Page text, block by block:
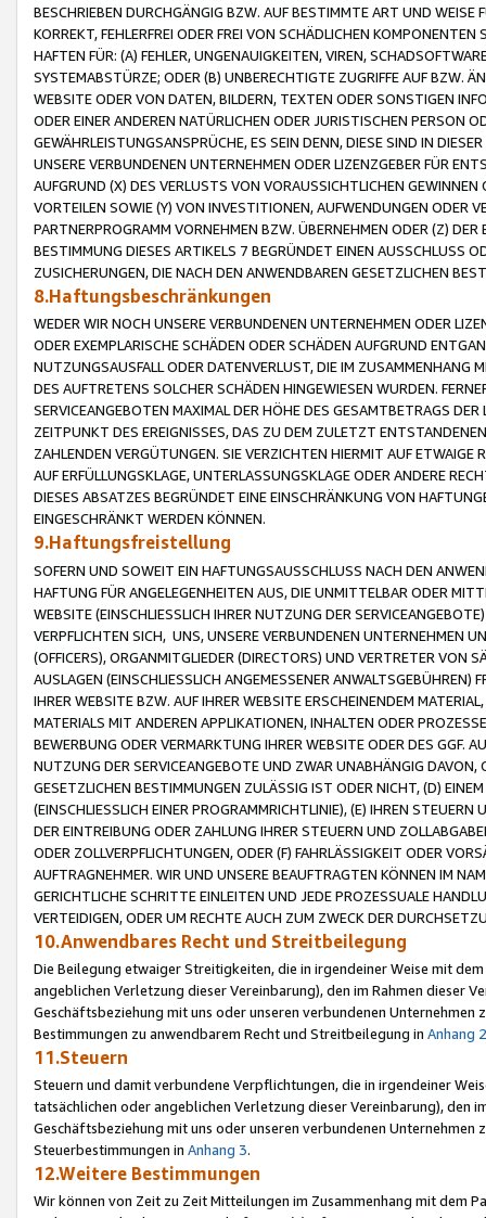
BESCHRIEBEN DURCHGÄNGIG BZW. AUF BESTIMMTE ART UND
KORREKT, FEHLERFREI ODER FREI VON SCHÄDLICHEN
HAFTEN FÜR: (A) FEHLER, UNGENAUIGKEITEN, VIREN,
SYSTEMABSTÜRZE; ODER (B) UNBERECHTIGTE ZUGRIFFE AUF BZW.
WEBSITE ODER VON DATEN, BILDERN, TEXTEN ODER SONSTIGEN
ODER EINER ANDEREN NATÜRLICHEN ODER JURISTISCHEN PERSON
GEWÄHRLEISTUNGSANSPRÜCHE, ES SEIN DENN, DIESE SIND IN
UNSERE VERBUNDENEN UNTERNEHMEN ODER LIZENZGEBER FÜR
AUFGRUND (X) DES VERLUSTS VON VORAUSSICHTLICHEN
VORTEILEN SOWIE (Y) VON INVESTITIONEN, AUFWENDUNGEN ODER
PARTNERPROGRAMM VORNEHMEN BZW. ÜBERNEHMEN ODER (Z)
BESTIMMUNG DIESES ARTIKELS 7 BEGRÜNDET EINEN AUSSCHLUSS
ZUSICHERUNGEN, DIE NACH DEN ANWENDBAREN GESETZLICHEN
8.Haftungsbeschränkungen
WEDER WIR NOCH UNSERE VERBUNDENEN UNTERNEHMEN ODER
ODER EXEMPLARISCHE SCHÄDEN ODER SCHÄDEN AUFGRUND
NUTZUNGSAUSFALL ODER DATENVERLUST, DIE IM ZUSAMMENHANG
DES AUFTRETENS SOLCHER SCHÄDEN HINGEWIESEN WURDEN.
SERVICEANGEBOTEN MAXIMAL DER HÖHE DES GESAMTBETRAGS
ZEITPUNKT DES EREIGNISSES, DAS ZU DEM ZULETZT
ZAHLENDEN VERGÜTUNGEN. SIE VERZICHTEN HIERMIT AUF
AUF ERFÜLLUNGSKLAGE, UNTERLASSUNGSKLAGE ODER ANDERE
DIESES ABSATZES BEGRÜNDET EINE EINSCHRÄNKUNG VON
EINGESCHRÄNKT WERDEN KÖNNEN.
9.Haftungsfreistellung
SOFERN UND SOWEIT EIN HAFTUNGSAUSSCHLUSS NACH DEN
HAFTUNG FÜR ANGELEGENHEITEN AUS, DIE UNMITTELBAR ODER
WEBSITE (EINSCHLIESSLICH IHRER NUTZUNG DER
VERPFLICHTEN SICH, UNS, UNSERE VERBUNDENEN UNTERNEHMEN
(OFFICERS), ORGANMITGLIEDER (DIRECTORS) UND VERTRETER VON
AUSLAGEN (EINSCHLIESSLICH ANGEMESSENER
IHRER WEBSITE BZW. AUF IHRER WEBSITE ERSCHEINENDEM
MATERIALS MIT ANDEREN APPLIKATIONEN, INHALTEN ODER
BEWERBUNG ODER VERMARKTUNG IHRER WEBSITE ODER DES GGF.
NUTZUNG DER SERVICEANGEBOTE UND ZWAR UNABHÄNGIG
GESETZLICHEN BESTIMMUNGEN ZULÄSSIG IST ODER NICHT, (D)
(EINSCHLIESSLICH EINER PROGRAMMRICHTLINIE), (E) IHREN
DER EINTREIBUNG ODER ZAHLUNG IHRER STEUERN UND
ODER ZOLLVERPFLICHTUNGEN, ODER (F) FAHRLÄSSIGKEIT ODER
AUFTRAGNEHMER. WIR UND UNSERE BEAUFTRAGTEN KÖNNEN IM
GERICHTLICHE SCHRITTE EINLEITEN UND JEDE PROZESSUALE
VERTEIDIGEN, ODER UM RECHTE AUCH ZUM ZWECK DER
10.Anwendbares Recht und Streitbeilegung
Die Beilegung etwaiger Streitigkeiten, die in irgendeiner Weise mit
angeblichen Verletzung dieser Vereinbarung), den im Rahmen dieser
Geschäftsbeziehung mit uns oder unseren verbundenen
Bestimmungen zu anwendbarem Recht und Streitbeilegung in Anhang 2
11.Steuern
Steuern und damit verbundene Verpflichtungen, die in irgendeiner
tatsächlichen oder angeblichen Verletzung dieser Vereinbarung), den
Geschäftsbeziehung mit uns oder unseren verbundenen
Steuerbestimmungen in Anhang 3.
12.Weitere Bestimmungen
Wir können von Zeit zu Zeit Mitteilungen im Zusammenhang mit dem